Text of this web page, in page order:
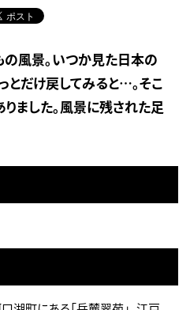
風景。いつか見た日本の
とだけ戻してみると…。そこ
ました。風景に残された足